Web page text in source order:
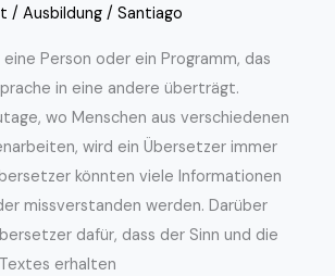
/ Ausbildung / Santiago
Person oder ein Programm, das
in eine andere überträgt.
wo Menschen aus verschiedenen
wird ein Übersetzer immer
könnten viele Informationen
missverstanden werden. Darüber
dafür, dass der Sinn und die
erhalten